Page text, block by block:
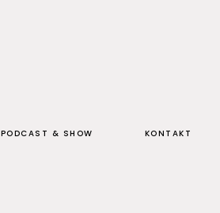
PODCAST & SHOW KONTAKT